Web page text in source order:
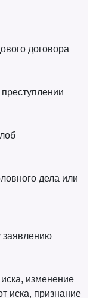
договора
дела или
заявлению
изменение
иска, признание